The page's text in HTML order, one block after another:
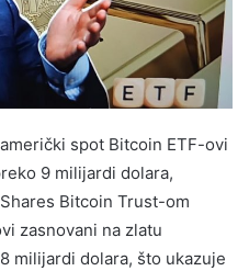
spot Bitcoin ETF-ovi
9 milijardi dolara,
Bitcoin Trust-om
zasnovani na zlatu
milijardi dolara, što ukazuje